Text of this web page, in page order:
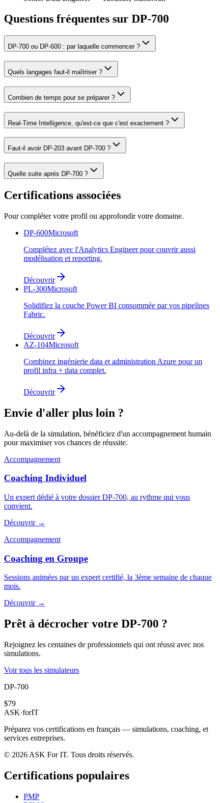
Questions fréquentes sur DP-700
DP-700 ou DP-600 : par laquelle commencer ?
Quels langages faut-il maîtriser ?
Combien de temps pour se préparer ?
Real-Time Intelligence, qu'est-ce que c'est exactement ?
Faut-il avoir DP-203 avant DP-700 ?
Quelle suite après DP-700 ?
Certifications associées
Pour compléter votre profil ou approfondir votre domaine.
DP-600Microsoft
Complétez avec l'Analytics Engineer pour couvrir aussi
modélisation et reporting.
Découvrir
PL-300Microsoft
Solidifiez la couche Power BI consommée par vos pipelines
Fabric.
Découvrir
AZ-104Microsoft
Combinez ingénierie data et administration Azure pour un
profil infra + data complet.
Découvrir
Envie d'aller plus loin ?
Au-delà de la simulation, bénéficiez d'un accompagnement humain
pour maximiser vos chances de réussite.
Accompagnement
Coaching Individuel
Un expert dédié à votre dossier DP-700, au rythme qui vous
convient.
Découvrir →
Accompagnement
Coaching en Groupe
Sessions animées par un expert certifié, la 3ème semaine de chaque
mois.
Découvrir →
Prêt à décrocher votre DP-700 ?
Rejoignez les centaines de professionnels qui ont réussi avec nos
simulations.
Voir tous les simulateurs
DP-700
$79
ASK·forIT
Préparez vos certifications en français — simulations, coaching, et
services entreprises.
© 2026 ASK For IT. Tous droits réservés.
Certifications populaires
PMP